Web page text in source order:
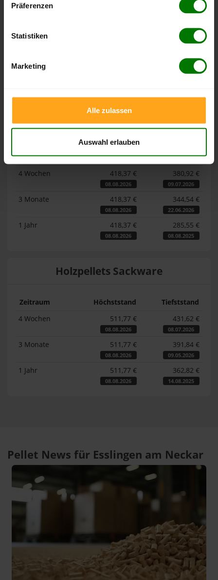
Präferenzen
Statistiken
Marketing
Alle zulassen
Auswahl erlauben
Höchst- und Tiefststände der
Pelletspreise für lose Holzpellets und Holzpellets
Sackware in Esslingen am Neckar
. Das dazugehörige
Lose Holzpellets
Zeitraum Höchststand
Tiefststand
4 Wochen
418,37 €
08.08.2026
380,92 €
09.07.2026
3 Monate 418,37 €
08.08.2026
344,54 €
22.06.2026
1 Jahr 418,37 €
08.08.2026
285,55 €
08.08.2025
Holzpellets Sackware
Zeitraum Höchststand
Tiefststand
4 Wochen
511,77 €
08.08.2026
431,62 €
08.07.2026
3 Monate 511,77 €
08.08.2026
391,84 €
09.05.2026
1 Jahr 511,77 €
08.08.2026
362,82 €
14.08.2025
Pellet News für Esslingen am Neckar